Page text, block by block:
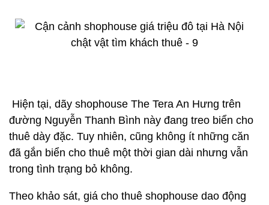
Hiện tại, dãy shophouse The Tera An Hưng trên
đường Nguyễn Thanh Bình này đang treo biển cho
thuê dày đặc. Tuy nhiên, cũng không ít những căn
đã gắn biển cho thuê một thời gian dài nhưng vẫn
trong tình trạng bỏ không.
Theo khảo sát, giá cho thuê shophouse dao động